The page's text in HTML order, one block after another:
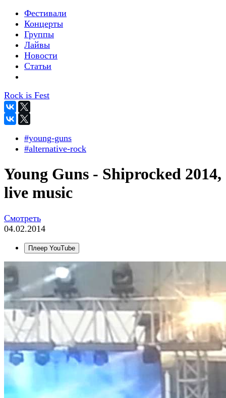
Фестивали
Концерты
Группы
Лайвы
Новости
Статьи
Rock is Fest
#young-guns
#alternative-rock
Young Guns - Shiprocked 2014,
live music
Смотреть
04.02.2014
Плеер YouTube